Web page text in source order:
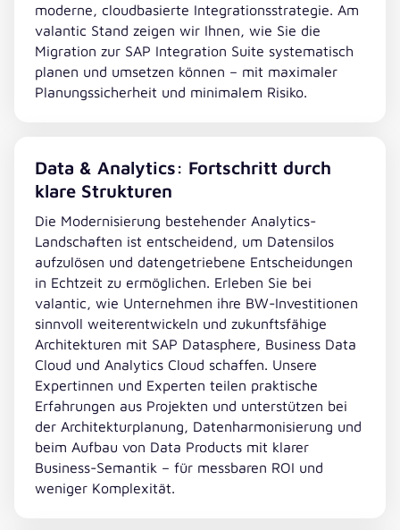
moderne, cloudbasierte Integrationsstrategie. Am
valantic Stand zeigen wir Ihnen, wie Sie die
Migration zur SAP Integration Suite systematisch
planen und umsetzen können – mit maximaler
Planungssicherheit und minimalem Risiko.
Data & Analytics: Fortschritt durch
klare Strukturen
Die Modernisierung bestehender Analytics-
Landschaften ist entscheidend, um Datensilos
aufzulösen und datengetriebene Entscheidungen
in Echtzeit zu ermöglichen. Erleben Sie bei
valantic, wie Unternehmen ihre BW-Investitionen
sinnvoll weiterentwickeln und zukunftsfähige
Architekturen mit SAP Datasphere, Business Data
Cloud und Analytics Cloud schaffen. Unsere
Expertinnen und Experten teilen praktische
Erfahrungen aus Projekten und unterstützen bei
der Architekturplanung, Datenharmonisierung und
beim Aufbau von Data Products mit klarer
Business-Semantik – für messbaren ROI und
weniger Komplexität.